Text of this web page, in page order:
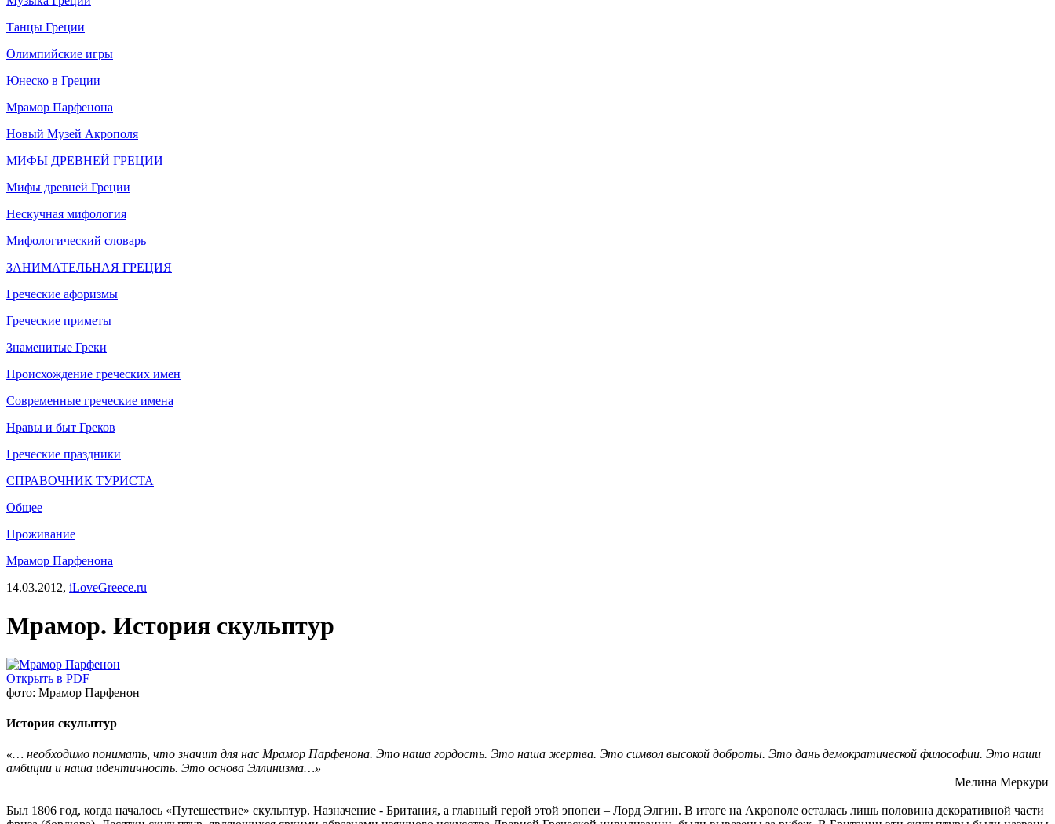
Танцы Греции
Олимпийские игры
Юнеско в Греции
Мрамор Парфенона
Новый Музей Акрополя
МИФЫ ДРЕВНЕЙ ГРЕЦИИ
Мифы древней Греции
Нескучная мифология
Мифологический словарь
ЗАНИМАТЕЛЬНАЯ ГРЕЦИЯ
Греческие афоризмы
Греческие приметы
Знаменитые Греки
Происхождение греческих имен
Современные греческие имена
Нравы и быт Греков
Греческие праздники
СПРАВОЧНИК ТУРИСТА
Общее
Проживание
Мрамор Парфенона
14.03.2012, iLoveGreece.ru
Мрамор. История скульптур
Открыть в PDF
фото: Мрамор Парфенон
История скульптур
«… необходимо понимать, что значит для нас Мрамор Парфенона. Это наша гордость. Это наша жертва. Это символ высокой доброты. Это дань демократической философии. Это наши
амбиции и наша идентичность. Это основа Эллинизма…»
Мелина Меркури
Был 1806 год, когда началось «Путешествие» скульптур. Назначение - Британия, а главный герой этой эпопеи – Лорд Элгин. В итоге на Акрополе осталась лишь половина декоративной части